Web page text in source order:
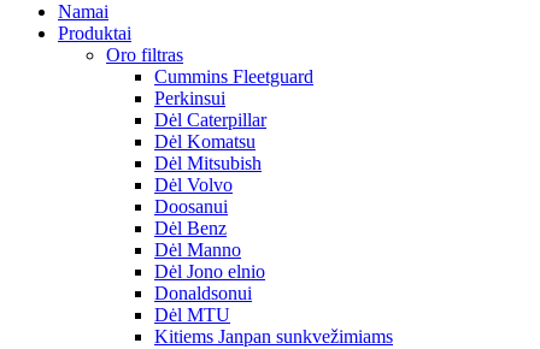
Namai
Produktai
Oro filtras
Cummins Fleetguard
Perkinsui
Dėl Caterpillar
Dėl Komatsu
Dėl Mitsubish
Dėl Volvo
Doosanui
Dėl Benz
Dėl Manno
Dėl Jono elnio
Donaldsonui
Dėl MTU
Kitiems Janpan sunkvežimiams